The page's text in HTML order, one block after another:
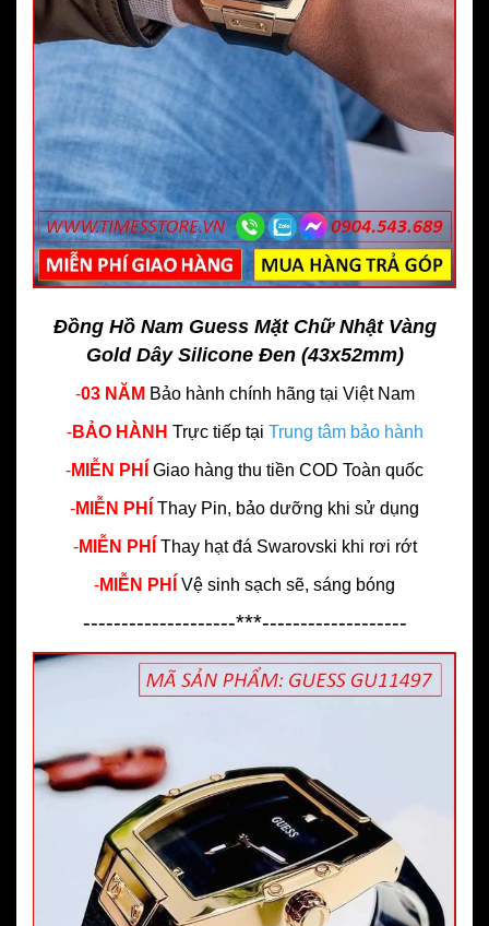
Đồng Hồ Nam Guess Mặt Chữ Nhật Vàng
Gold Dây Silicone Đen (43x52mm)
-03 NĂM Bảo hành chính hãng tại Việt Nam
-BẢO HÀNH Trực tiếp tại Trung tâm bảo hành
-MIỄN PHÍ Giao hàng thu tiền COD Toàn quốc
-MIỄN PHÍ Thay Pin, bảo dưỡng khi sử dụng
-MIỄN PHÍ Thay hạt đá Swarovski khi rơi rớt
-MIỄN PHÍ Vệ sinh sạch sẽ, sáng bóng
--------------------***-------------------